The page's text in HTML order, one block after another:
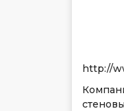
http://